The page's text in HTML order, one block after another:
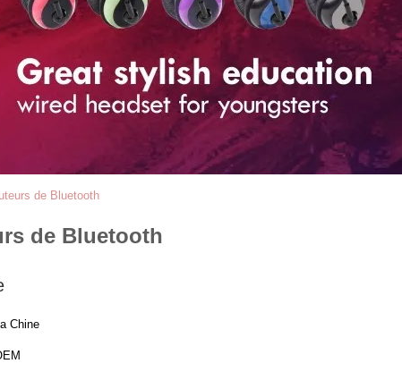
de Bluetooth
de Bluetooth
Chine